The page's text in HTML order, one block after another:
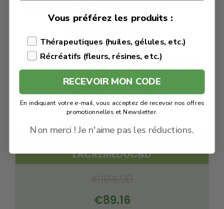
LACREMEDUCBD
€89.16
Vous préférez les produits :
Thérapeutiques (huiles, gélules, etc.)
Récréatifs (fleurs, résines, etc.)
RECEVOIR MON CODE
En indiquant votre e-mail, vous acceptez de recevoir nos offres
promotionnelles et Newsletter.
Non merci ! Je n'aime pas les réductions.